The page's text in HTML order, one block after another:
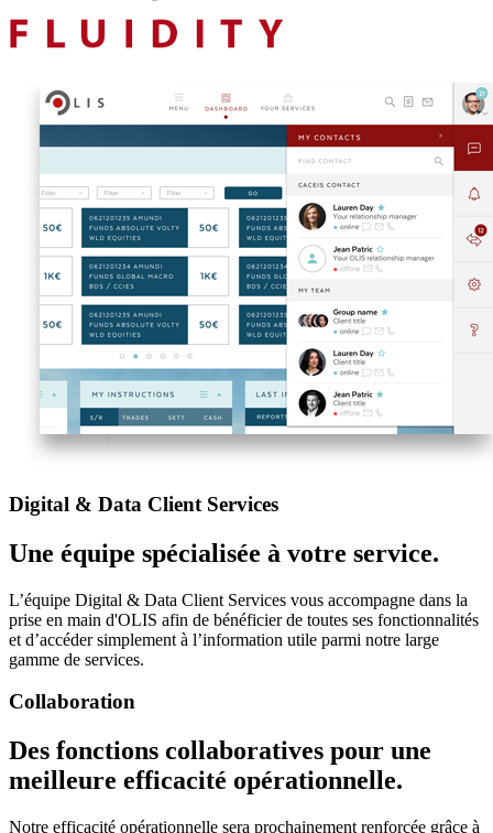
Digital & Data Client Services
Une équipe spécialisée à votre service.
L’équipe Digital & Data Client Services vous accompagne dans la
prise en main d'OLIS afin de bénéficier de toutes ses fonctionnalités
et d’accéder simplement à l’information utile parmi notre large
gamme de services.
Collaboration
Des fonctions collaboratives pour une
meilleure efficacité opérationnelle.
Notre efficacité opérationnelle sera prochainement renforcée grâce à